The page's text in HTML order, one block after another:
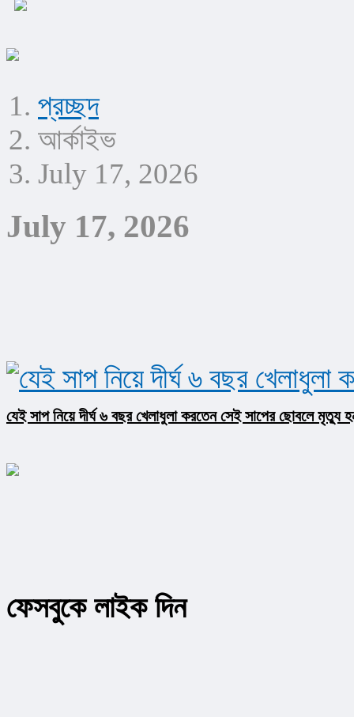
প্রচ্ছদ
আর্কাইভ
July 17, 2026
July 17, 2026
যেই সাপ নিয়ে দীর্ঘ ৬ বছর খেলাধুলা করতেন সেই সাপের ছোবলে মৃত্যু
ফেসবুকে লাইক দিন